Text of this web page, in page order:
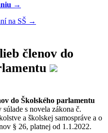
→
na SŠ →
členov do
do Školského parlamentu
súlade s novela zákona č.
a školskej samospráve a o
§ 26, platnej od 1.1.2022.